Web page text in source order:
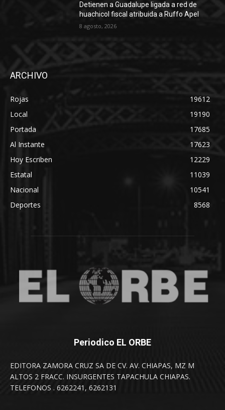
Detienen a Guadalupe ligada a red de
huachicol fiscal atribuida a Ruffo Apel
8 agosto, 2026
ARCHIVO
Rojas
19612
Local
19190
Portada
17685
Al Instante
17623
Hoy Escriben
12229
Estatal
11039
Nacional
10541
Deportes
8568
Periodico EL ORBE
EDITORA ZAMORA CRUZ SA DE CV. AV. CHIAPAS, MZ M
ALTOS 2 FRACC. INSURGENTES TAPACHULA CHIAPAS.
TELEFONOS . 6262241, 6262131